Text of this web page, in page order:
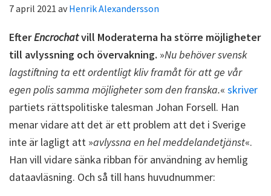
7 april 2021 avHenrik Alexandersson
EfterEncrochatvill Moderaterna ha större möjligheter
till avlyssning och övervakning. »Nu behöver svensk
lagstiftning ta ett ordentligt kliv framåt för att ge vår
egen polis samma möjligheter som den franska.« skriver
partiets rättspolitiske talesman Johan Forsell. Han
menar vidare att det är ett problem att det i Sverige
inte är lagligt att »avlyssna en hel meddelandetjänst«.
Han vill vidare sänka ribban för användning av hemlig
dataavläsning. Och så till hans huvudnummer: